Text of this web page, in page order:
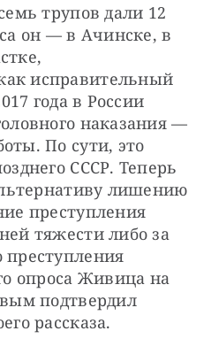
трупов дали 12
он — в Ачинске, в
исправительный
года в России
наказания —
По сути, это
СССР. Теперь
лишению
преступления
тяжести либо за
опроса Живица на
подтвердил
рассказа.